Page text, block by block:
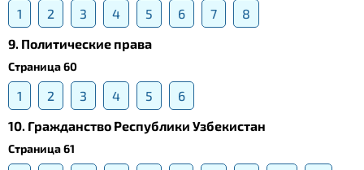
1 2 3 4 5 6 7
8
9. Политические права
Страница 60
1 2 3 4 5
6
10. Гражданство Республики Узбекистан
Страница 61